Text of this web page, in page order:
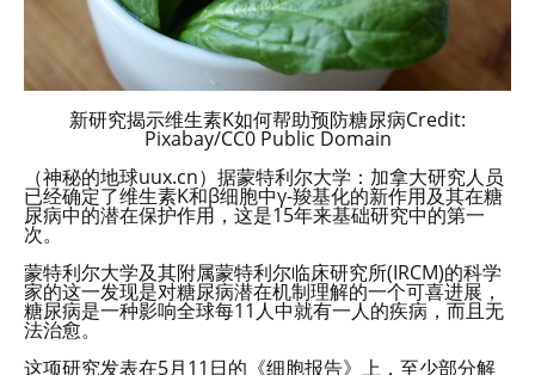
新研究揭示维生素K如何帮助预防糖尿病Credit:
Pixabay/CC0 Public Domain
（神秘的地球uux.cn）据蒙特利尔大学：加拿大研究人员
已经确定了维生素K和β细胞中γ-羧基化的新作用及其在糖
尿病中的潜在保护作用，这是15年来基础研究中的第一
次。
蒙特利尔大学及其附属蒙特利尔临床研究所(IRCM)的科学
家的这一发现是对糖尿病潜在机制理解的一个可喜进展，
糖尿病是一种影响全球每11人中就有一人的疾病，而且无
法治愈。
这项研究发表在5月11日的《细胞报告》上，至少部分解